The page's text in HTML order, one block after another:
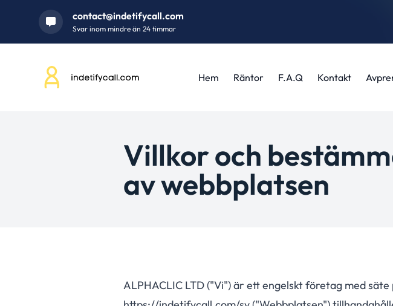
contact@indetifycall.com
Svar inom mindre än 24 timmar
Hem Räntor F.A.Q Kontakt
Villkor och
av webbplatsen
ALPHACLIC LTD ("Vi") är ett engelskt företag med